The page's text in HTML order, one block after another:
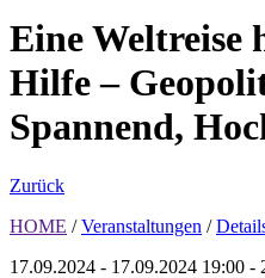
Eine Weltreise
Hilfe –
Spannend,
Zurück
HOME / Veranstaltungen /
17.09.2024 - 17.09.2024 19:00 -